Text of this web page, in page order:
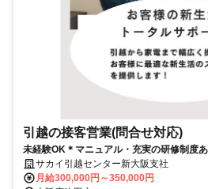
引越の接客営業(問合せ対応)
未経験OK＊マニュアル・充実の研修制度
多い職場です！
サカイ引越センター新大阪支社
月給300,000円～350,000円